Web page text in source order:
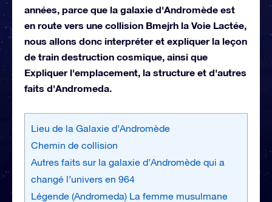
années, parce que la galaxie d'Andromède est
en route vers une collision Bmejrh la Voie Lactée,
nous allons donc interpréter et expliquer la leçon
de train destruction cosmique, ainsi que
Expliquer l'emplacement, la structure et d'autres
faits d'Andromeda.
Lieu de la Galaxie d’Andromède
Chemin de collision
Autres faits sur la galaxie d’Andromède qui a
changé l’univers en 964
Légende (Andromeda) La femme musulmane